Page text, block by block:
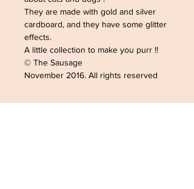
They are made with gold and silver
cardboard, and they have some glitter
effects.
A little collection to make you purr !!
© The Sausage
November 2016. All rights reserved